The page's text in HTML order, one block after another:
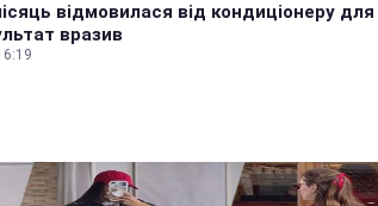
відмовилася від кондиціонеру для
вразив